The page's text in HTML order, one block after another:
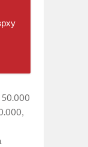
50.000